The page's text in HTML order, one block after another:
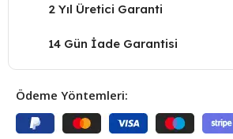
2 Yıl Üretici Garanti
14 Gün İade Garantisi
Ödeme Yöntemleri: